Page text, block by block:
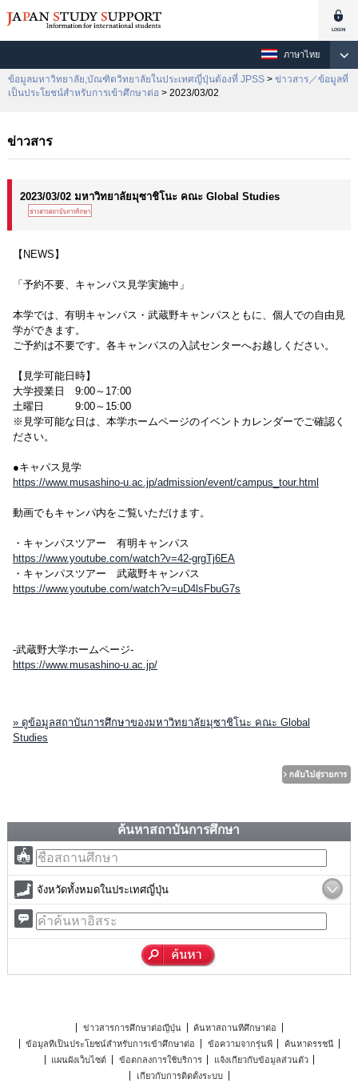
ภาษาไทย
ข้อมูลมหาวิทยาลัย,บัณฑิตวิทยาลัยในประเทศญี่ปุ่นต้องที่ JPSS > ข่าวสาร／ข้อมูลที่
เป็นประโยชน์สำหรับการเข้าศึกษาต่อ > 2023/03/02
ข่าวสาร
2023/03/02 มหาวิทยาลัยมุซาชิโนะ คณะ Global Studies
【NEWS】
「予約不要、キャンパス見学実施中」
本学では、有明キャンパス・武蔵野キャンパスともに、個人での自由見
学ができます。
ご予約は不要です。各キャンパスの入試センターへお越しください。
【見学可能日時】
大学授業日 9:00～17:00
土曜日 9:00～15:00
※見学可能な日は、本学ホームページのイベントカレンダーでご確認く
ださい。
●キャパス見学
https://www.musashino-u.ac.jp/admission/event/campus_tour.html
動画でもキャンパ内をご覧いただけます。
・キャンパスツアー 有明キャンパス
https://www.youtube.com/watch?v=42-grgTj6EA
・キャンパスツアー 武蔵野キャンパス
https://www.youtube.com/watch?v=uD4lsFbuG7s
-武蔵野大学ホームページ-
https://www.musashino-u.ac.jp/
» ดูข้อมูลสถาบันการศึกษาของมหาวิทยาลัยมุซาชิโนะ คณะ Global
Studies
ค้นหาสถาบันการศึกษา
จังหวัดทั้งหมดในประเทศญี่ปุ่น
ข่าวสารการศึกษาต่อญี่ปุ่น
ค้นหาสถานที่ศึกษาต่อ
ข้อมูลที่เป็นประโยชน์สำหรับการเข้าศึกษาต่อ
ข้อความจากรุ่นพี่
ค้นหาดรรชนี
แผนผังเว็บไซต์
ข้อตกลงการใช้บริการ
แจ้งเกี่ยวกับข้อมูลส่วนตัว
เกี่ยวกับการติดตั้งระบบ